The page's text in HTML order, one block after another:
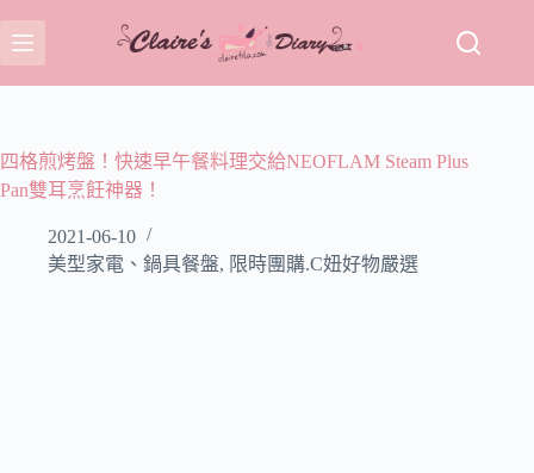
至
主
容
四格煎烤盤！快速早午餐料理交給NEOFLAM Steam Plus
Pan雙耳烹飪神器！
2021-06-10
美型家電、鍋具餐盤, 限時團購.C妞好物嚴選